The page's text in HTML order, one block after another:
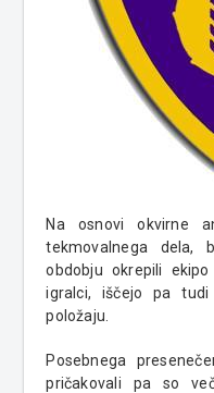
Na osnovi okvirne
tekmovalnega dela,
obdobju okrepili
igralci, iščejo pa
položaju.
Posebnega
pričakovali pa so